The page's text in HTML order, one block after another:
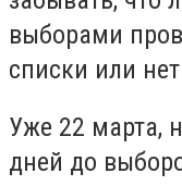
выборами
списки или
Уже 22 марта,
дней до